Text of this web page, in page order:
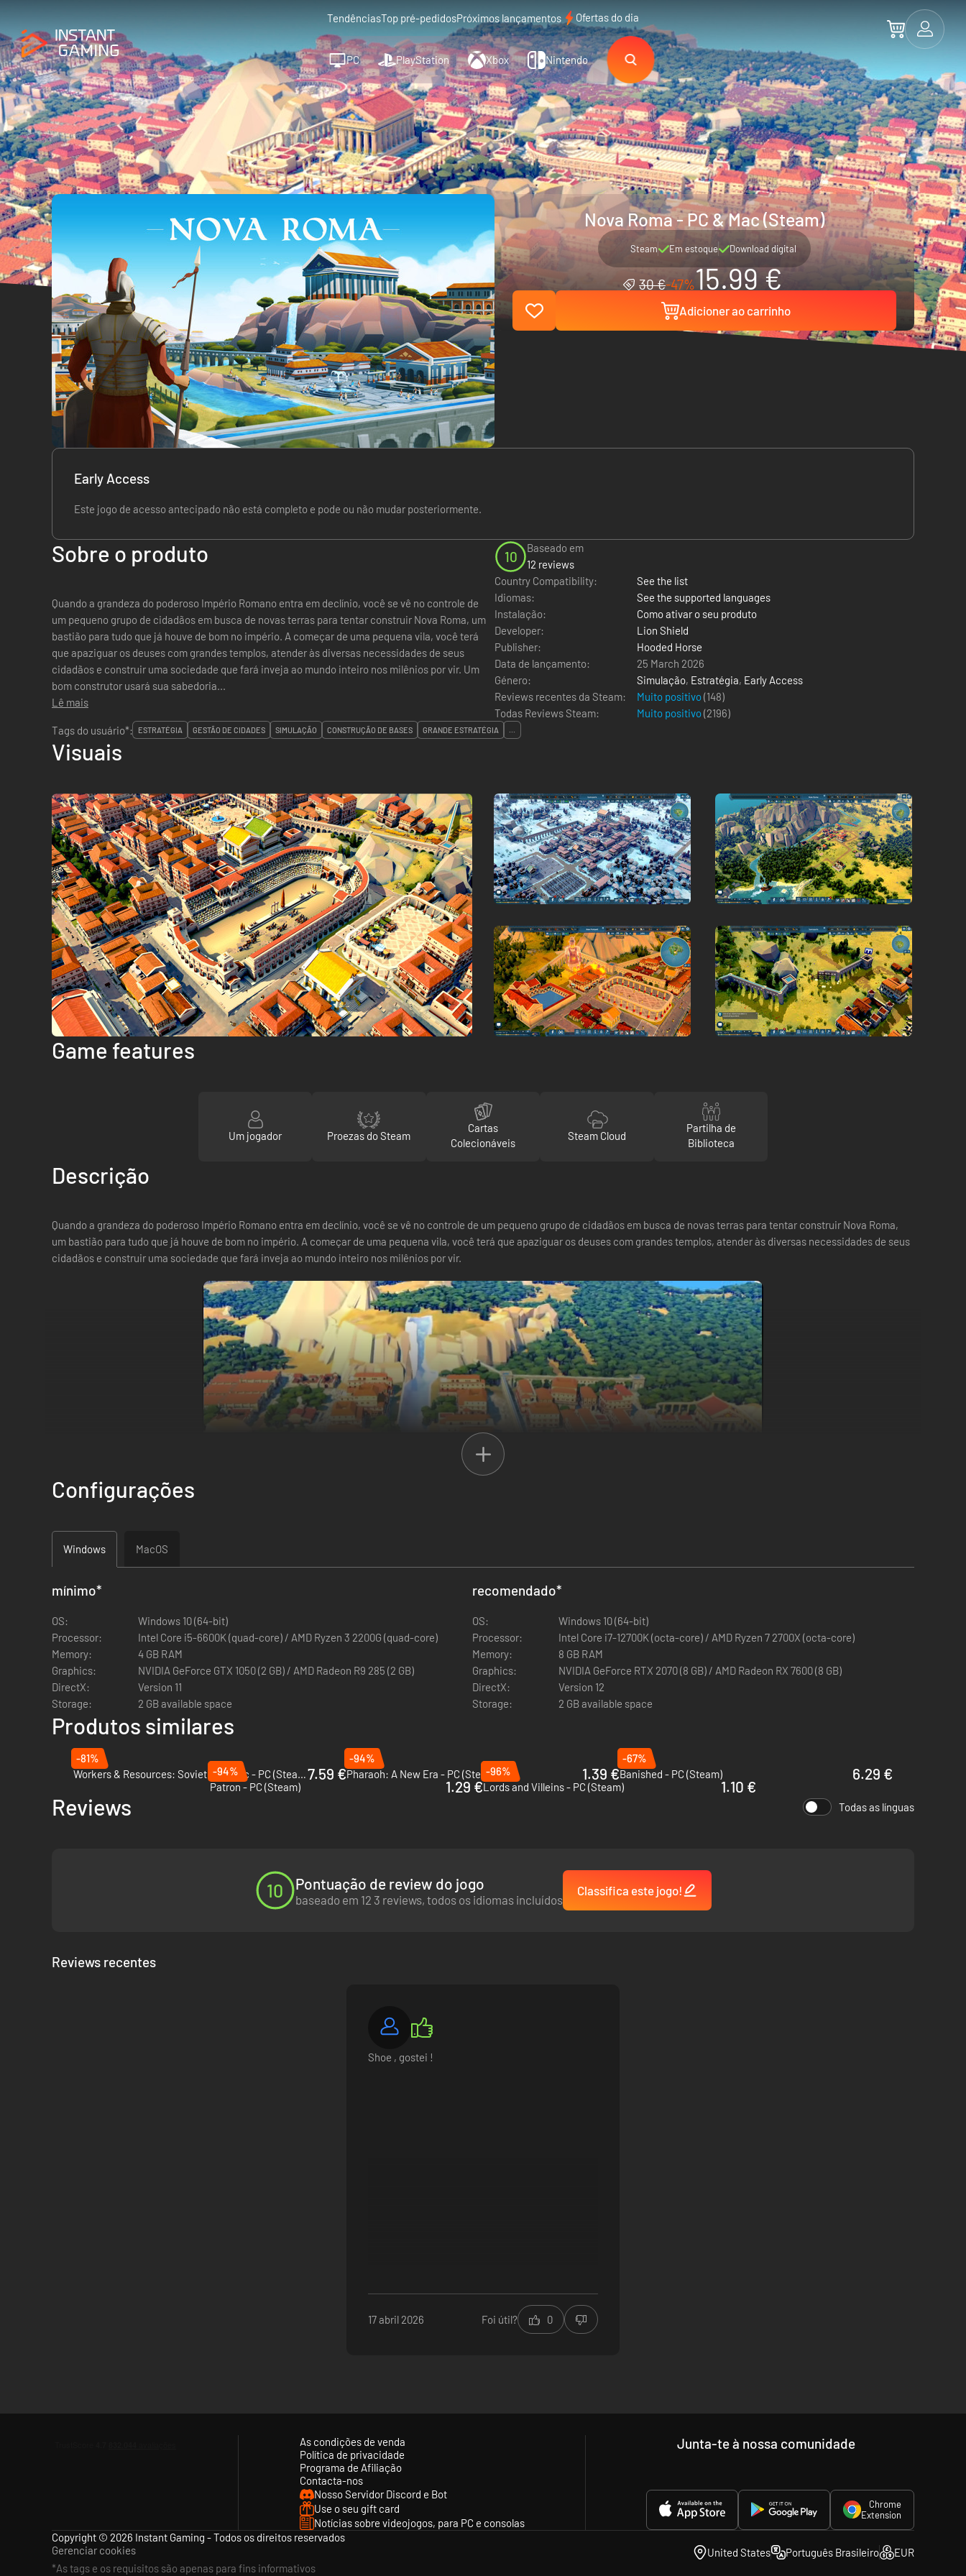
TendênciasTop pré-pedidosPróximos lançamentos Ofertas do dia
PC PlayStation Xbox Nintendo
Nova Roma - PC & Mac (Steam)
Steam Em estoque Download digital
30 €-47%15.99 €
Adicioner ao carrinho
Early Access
Este jogo de acesso antecipado não está completo e pode ou não mudar posteriormente.
Sobre o produto
Quando a grandeza do poderoso Império Romano entra em declínio, você se vê no controle de
um pequeno grupo de cidadãos em busca de novas terras para tentar construir Nova Roma, um
bastião para tudo que já houve de bom no império. A começar de uma pequena vila, você terá
que apaziguar os deuses com grandes templos, atender às diversas necessidades de seus
cidadãos e construir uma sociedade que fará inveja ao mundo inteiro nos milênios por vir. Um
bom construtor usará sua sabedoria...
Lê mais
10
Baseado em
12 reviews
Country Compatibility:
See the list
Idiomas:
See the supported languages
Instalação:
Como ativar o seu produto
Developer:
Lion Shield
Publisher:
Hooded Horse
Data de lançamento:
25 March 2026
Género:
Simulação, Estratégia, Early Access
Reviews recentes da Steam:
Muito positivo(148)
Todas Reviews Steam:
Muito positivo(2196)
Tags do usuário*:
ESTRATÉGIA GESTÃO DE CIDADES SIMULAÇÃO CONSTRUÇÃO DE BASES GRANDE ESTRATÉGIA ...
Visuais
Game features
Um jogador Proezas do Steam
Cartas
Colecionáveis
Steam Cloud
Partilha de
Biblioteca
Descrição
Quando a grandeza do poderoso Império Romano entra em declínio, você se vê no controle de um pequeno grupo de cidadãos em busca de novas terras para tentar construir Nova Roma,
um bastião para tudo que já houve de bom no império. A começar de uma pequena vila, você terá que apaziguar os deuses com grandes templos, atender às diversas necessidades de seus
cidadãos e construir uma sociedade que fará inveja ao mundo inteiro nos milênios por vir.
que se tornem reservatórios e açudes, e não deixe de considerar como suas ações afetarão a fertilidade do solo ou como uma estação de chuvas pode acabar inundando sua cidade.
Busque reservas de recursos e construa a infraestrutura necessária para transportar matéria-prima e produtos através de grandes faixas de território selvagem. Você conseguirá manter o
equilíbrio entre o crescimento urbano da sua cidade e os riscos da rápida expansão? Ou sua vaidade provocará a fúria dos deuses e da própria natureza?
Lide com uma lista crescente de necessidade e desejos conforme mais e mais pessoas chegam à sua cidade. Seja cerâmicas e vinho, pão e jogos, educação e fé, a responsabilidade de
Configurações
Windows MacOS
mínimo*
OS:
Windows 10 (64-bit)
Processor:
Intel Core i5-6600K (quad-core) / AMD Ryzen 3 2200G (quad-core)
Memory:
4 GB RAM
Graphics:
NVIDIA GeForce GTX 1050 (2 GB) / AMD Radeon R9 285 (2 GB)
DirectX:
Version 11
Storage:
2 GB available space
recomendado*
OS:
Windows 10 (64-bit)
Processor:
Intel Core i7-12700K (octa-core) / AMD Ryzen 7 2700X (octa-core)
Memory:
8 GB RAM
Graphics:
NVIDIA GeForce RTX 2070 (8 GB) / AMD Radeon RX 7600 (8 GB)
DirectX:
Version 12
Storage:
2 GB available space
Produtos similares
-81%
Workers & Resources: Soviet Republic - PC (Steam)7.59 €
-94%
Pharaoh: A New Era - PC (Steam)
1.39 €
-67%
Banished - PC (Steam)
6.29 €
-94%
Patron - PC (Steam)
1.29 €
-96%
Lords and Villeins - PC (Steam)
1.10 €
Reviews Todas as línguas
10 Pontuação de review do jogo
baseado em 12 3 reviews, todos os idiomas incluídos
Classifica este jogo!
Reviews recentes
Shoe , gostei !
17 abril 2026 Foi útil? 0
As condições de venda
Política de privacidade
Programa de Afiliação
Contacta-nos
Nosso Servidor Discord e Bot
Use o seu gift card
Notícias sobre videojogos, para PC e consolas
Junta-te à nossa comunidade
Chrome
Extension
Copyright © 2026 Instant Gaming - Todos os direitos reservados
Gerenciar cookies
*As tags e os requisitos são apenas para fins informativos
United States Português Brasileiro EUR